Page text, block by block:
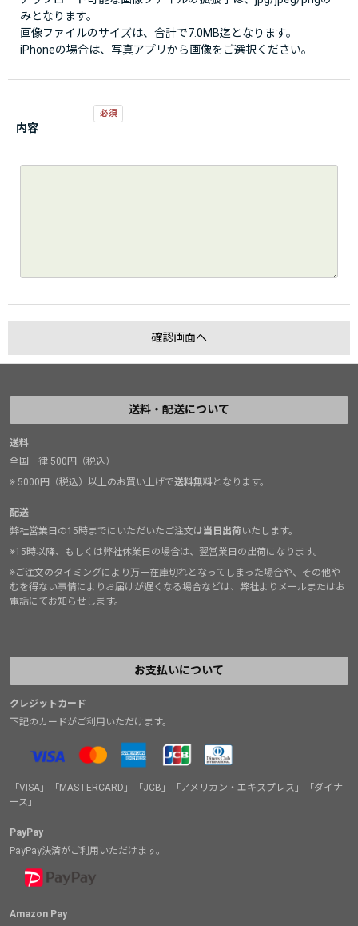
みとなります。
画像ファイルのサイズは、合計で7.0MB迄となります。
iPhoneの場合は、写真アプリから画像をご選択ください。
内容
送料・配送について
送料
全国一律 500円（税込）
※ 5000円（税込）以上のお買い上げで送料無料となります。
配送
弊社営業日の15時までにいただいたご注文は当日出荷いたします。
※15時以降、もしくは弊社休業日の場合は、翌営業日の出荷になります。
※ご注文のタイミングにより万一在庫切れとなってしまった場合や、その他や
むを得ない事情によりお届けが遅くなる場合などは、弊社よりメールまたはお
電話にてお知らせします。
お支払いについて
クレジットカード
下記のカードがご利用いただけます。
「VISA」「MASTERCARD」「JCB」「アメリカン・エキスプレス」「ダイナ
ース」
PayPay
PayPay決済がご利用いただけます。
Amazon Pay